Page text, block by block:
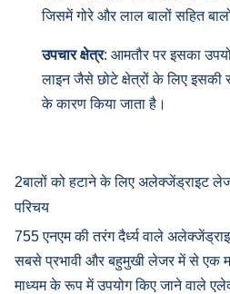
जिसमें गोरे और लाल बालों सहित
उपचार क्षेत्र: आमतौर पर इसका
लाइन जैसे छोटे क्षेत्रों के लिए इसकी
के कारण किया जाता है।
2बालों को हटाने के लिए अलेक्जेंड्राइट
परिचय
755 एनएम की तरंग दैर्ध्य वाले
सबसे प्रभावी और बहुमुखी लेजर में से एक
माध्यम के रूप में उपयोग किए जाने वाले